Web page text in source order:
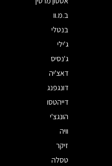
ב.מ.וו
בנטלי
ג'ילי
ג'נסיס
דאצ'יה
דונגפנג
דייהטסו
הונגצ'י
וויה
זיקר
טסלה